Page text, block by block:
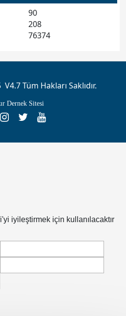
90
208
76374
Tüm Hakları Saklıdır.
Dernek Sitesi
iyileştirmek için kullanılacaktır